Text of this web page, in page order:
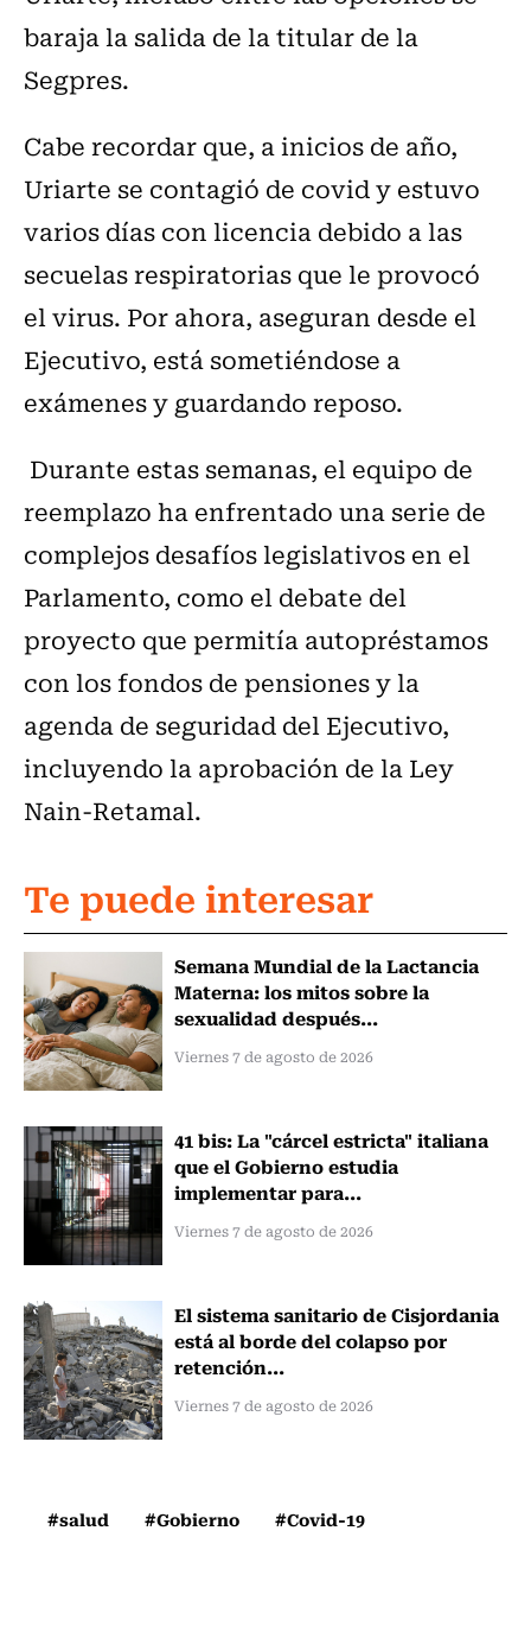
baraja la salida de la titular de la
Segpres.
Cabe recordar que, a inicios de año,
Uriarte se contagió de covid y estuvo
varios días con licencia debido a las
secuelas respiratorias que le provocó
el virus. Por ahora, aseguran desde el
Ejecutivo, está sometiéndose a
exámenes y guardando reposo.
Durante estas semanas, el equipo de
reemplazo ha enfrentado una serie de
complejos desafíos legislativos en el
Parlamento, como el debate del
proyecto que permitía autopréstamos
con los fondos de pensiones y la
agenda de seguridad del Ejecutivo,
incluyendo la aprobación de la Ley
Nain-Retamal.
Te puede interesar
Semana Mundial de la Lactancia
Materna: los mitos sobre la
sexualidad después...
Viernes 7 de agosto de 2026
41 bis: La "cárcel estricta" italiana
que el Gobierno estudia
implementar para...
Viernes 7 de agosto de 2026
El sistema sanitario de Cisjordania
está al borde del colapso por
retención...
Viernes 7 de agosto de 2026
#salud #Gobierno #Covid-19